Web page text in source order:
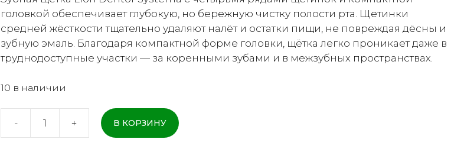
головкой обеспечивает глубокую, но бережную чистку полости рта. Щетинки
средней жёсткости тщательно удаляют налёт и остатки пищи, не повреждая дёсны и
зубную эмаль. Благодаря компактной форме головки, щётка легко проникает даже в
труднодоступные участки — за коренными зубами и в межзубных пространствах.
10 в наличии
-
Количество
+ В КОРЗИНУ